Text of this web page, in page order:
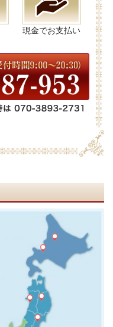
現金でお支払い